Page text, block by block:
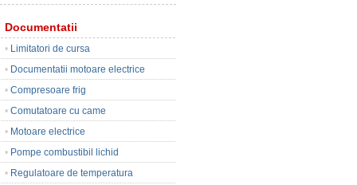
Documentatii
• Limitatori de cursa
• Documentatii motoare electrice
• Compresoare frig
• Comutatoare cu came
• Motoare electrice
• Pompe combustibil lichid
• Regulatoare de temperatura